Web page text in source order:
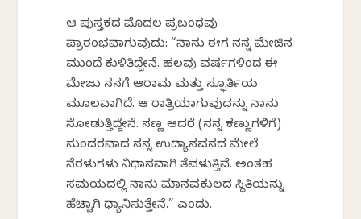
ಆ ಪುಸ್ತಕದ ಮೊದಲ ಪ್ರಬಂಧವು
ಪ್ರಾರಂಭವಾಗುವುದು: “ನಾನು ಈಗ ನನ್ನ ಮೇಜಿನ
ಮುಂದೆ ಕುಳಿತಿದ್ದೇನೆ. ಹಲವು ವರ್ಷಗಳಿಂದ ಈ
ಮೇಜು ನನಗೆ ಆರಾಮ ಮತ್ತು ಸ್ಫೂರ್ತಿಯ
ಮೂಲವಾಗಿದೆ. ಆ ರಾತ್ರಿಯಾಗುವುದನ್ನು ನಾನು
ನೋಡುತ್ತಿದ್ದೇನೆ. ಸಣ್ಣ ಆದರೆ (ನನ್ನ ಕಣ್ಣುಗಳಿಗೆ)
ಸುಂದರವಾದ ನನ್ನ ಉದ್ಯಾನವನದ ಮೇಲೆ
ನೆರಳುಗಳು ನಿಧಾನವಾಗಿ ತೆವಳುತ್ತಿವೆ. ಅಂತಹ
ಸಮಯದಲ್ಲಿ ನಾನು ಮಾನವಕುಲದ ಸ್ಥಿತಿಯನ್ನು
ಹೆಚ್ಚಾಗಿ ಧ್ಯಾನಿಸುತ್ತೇನೆ.” ಎಂದು.